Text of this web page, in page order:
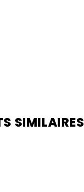
SIMILAIRES